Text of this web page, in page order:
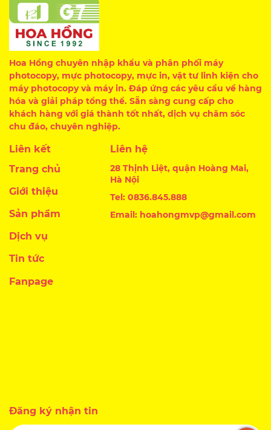
Hoa Hồng chuyên nhập khẩu và phân phối máy
photocopy, mực photocopy, mực in, vật tư linh kiện cho
máy photocopy và máy in. Đáp ứng các yêu cầu về hàng
hóa và giải pháp tổng thể. Sẵn sàng cung cấp cho
khách hàng với giá thành tốt nhất, dịch vụ chăm sóc
chu đáo, chuyên nghiệp.
Liên kết
Trang chủ
Giới thiệu
Sản phẩm
Dịch vụ
Tin tức
Liên hệ
28 Thịnh Liệt, quận Hoàng Mai,
Hà Nội
Tel: 0836.845.888
Email: hoahongmvp@gmail.com
Fanpage
Đăng ký nhận tin